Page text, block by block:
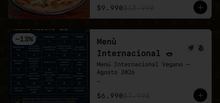
- Exquisito poyo tender de la
casa, acompañado de cebolla
morada en pluma mas choclo,
pomodoro y vegan mozzarella.
$9.990
-13%
Menù
Internacional 🥗
Menú Internacional Vegano —
Agosto 2026
diferente inspirado en sabores
$6.990